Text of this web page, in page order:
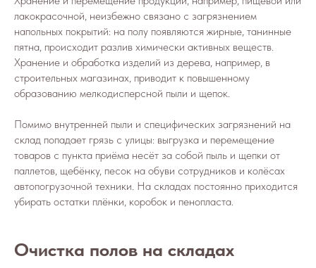
лакокрасочной, неизбежно связано с загрязнением
напольных покрытий: на полу появляются жирные, танинные
пятна, происходит разлив химически активных веществ.
Хранение и обработка изделий из дерева, например, в
строительных магазинах, приводит к повышенному
образованию мелкодисперсной пыли и щепок.
Помимо внутренней пыли и специфических загрязнений на
склад попадает грязь с улицы: выгрузка и перемещение
товаров с пункта приёма несёт за собой пыль и щепки от
паллетов, щебёнку, песок на обуви сотрудников и колёсах
автопогрузочной техники. На складах постоянно приходится
убирать остатки плёнки, коробок и пенопласта.
Очистка полов на складах